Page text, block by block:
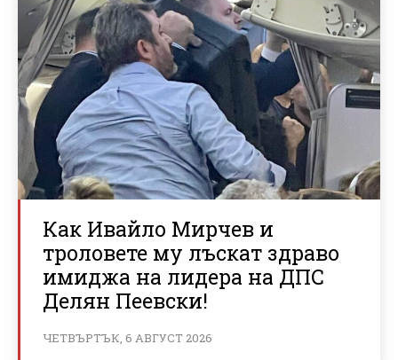
Как Ивайло Мирчев и
троловете му лъскат здраво
имиджа на лидера на ДПС
Делян Пеевски!
ЧЕТВЪРТЪК, 6 АВГУСТ 2026